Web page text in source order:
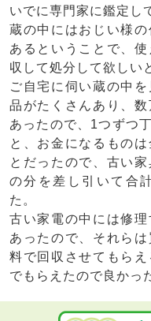
いでに専門家に鑑定し
蔵の中にはおじい様
あるということで、
収して処分して欲しい
ご自宅に伺い蔵の中
品がたくさんあり、
あったので、1つずつ
と、お金になるもの
とだったので、古い
の分を差し引いて合
た。
古い家電の中には修
あったので、それら
料で回収させてもら
でもらえたので良かっ